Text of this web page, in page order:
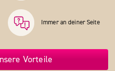
Immer an deiner Seite
Vorteile